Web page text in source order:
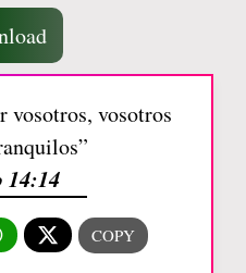
vosotros, vosotros
14:14